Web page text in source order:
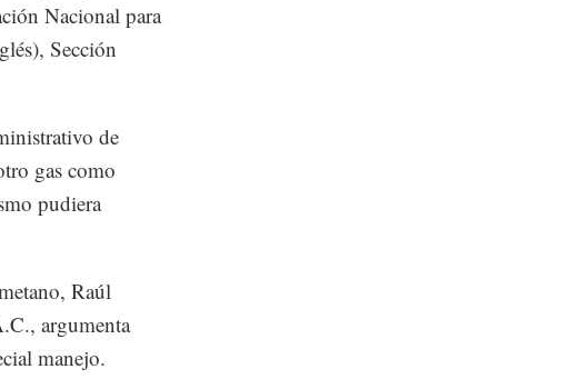
Nacional para
Sección
de
gas como
pudiera
Raúl
argumenta
manejo.